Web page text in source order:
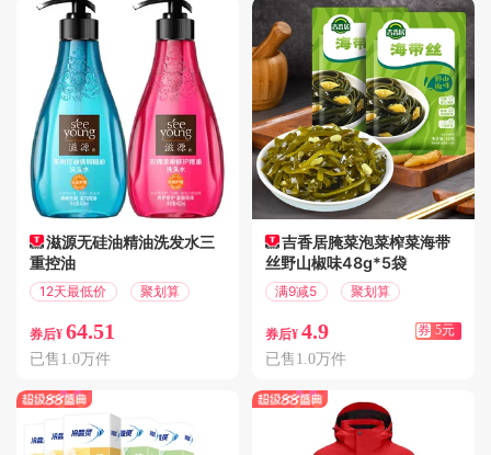
滋源无硅油精油洗发水三
重控油
12天最低价 聚划算
券后¥ 64.51
已售1.0万件
吉香居腌菜泡菜榨菜海带
丝野山椒味48g*5袋
满9减5 聚划算
券后¥ 4.9 券 5元
已售1.0万件